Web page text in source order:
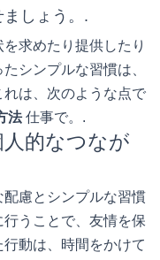
しょう。.
求めたり提供したり
シンプルな習慣は、
れは、次のような点で
法仕事で。.
的なつなが
配慮とシンプルな習慣
うことで、友情を保
動は、時間をかけて